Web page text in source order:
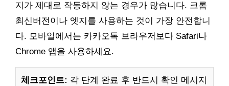
지가 제대로 작동하지 않는 경우가 많습니다. 크롬
최신버전이나 엣지를 사용하는 것이 가장 안전합니
다. 모바일에서는 카카오톡 브라우저보다 Safari나
Chrome 앱을 사용하세요.
체크포인트: 각 단계 완료 후 반드시 확인 메시지